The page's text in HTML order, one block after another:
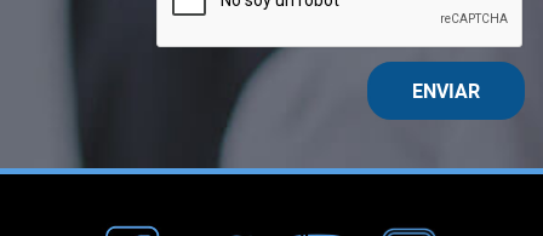
ENVIAR